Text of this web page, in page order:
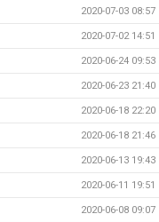
2020-07-03 08:57
2020-07-02 14:51
2020-06-24 09:53
2020-06-23 21:40
2020-06-18 22:20
2020-06-18 21:46
2020-06-13 19:43
2020-06-11 19:51
2020-06-08 09:07